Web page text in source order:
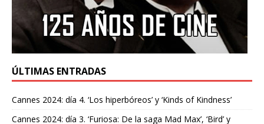
ÚLTIMAS ENTRADAS
Cannes 2024: día 4. ‘Los hiperbóreos’ y ‘Kinds of Kindness’
Cannes 2024: día 3. ‘Furiosa: De la saga Mad Max’, ‘Bird’ y